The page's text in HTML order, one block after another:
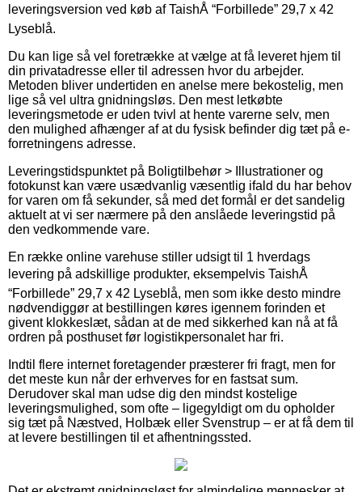
leveringsversion ved køb af TaishÅ “Forbillede” 29,7 x 42
Lyseblå.
Du kan lige så vel foretrække at vælge at få leveret hjem til
din privatadresse eller til adressen hvor du arbejder.
Metoden bliver undertiden en anelse mere bekostelig, men
lige så vel ultra gnidningsløs. Den mest letkøbte
leveringsmetode er uden tvivl at hente varerne selv, men
den mulighed afhænger af at du fysisk befinder dig tæt på e-
forretningens adresse.
Leveringstidspunktet på Boligtilbehør > Illustrationer og
fotokunst kan være usædvanlig væsentlig ifald du har behov
for varen om få sekunder, så med det formål er det sandelig
aktuelt at vi ser nærmere på den anslåede leveringstid på
den vedkommende vare.
En række online varehuse stiller udsigt til 1 hverdags
levering på adskillige produkter, eksempelvis TaishÅ
“Forbillede” 29,7 x 42 Lyseblå, men som ikke desto mindre
nødvendiggør at bestillingen køres igennem forinden et
givent klokkeslæt, sådan at de med sikkerhed kan nå at få
ordren på posthuset før logistikpersonalet har fri.
Indtil flere internet foretagender præsterer fri fragt, men for
det meste kun når der erhverves for en fastsat sum.
Derudover skal man udse dig den mindst kostelige
leveringsmulighed, som ofte – ligegyldigt om du opholder
sig tæt på Næstved, Holbæk eller Svenstrup – er at få dem til
at levere bestillingen til et afhentningssted.